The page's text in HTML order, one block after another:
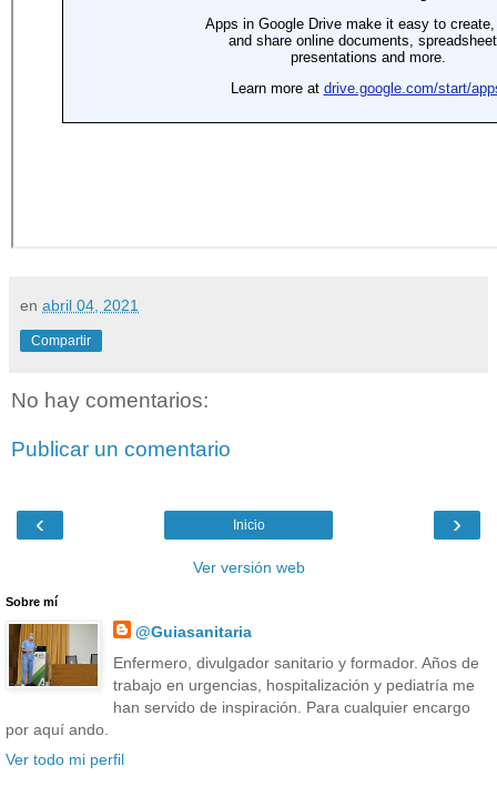
en abril 04, 2021
Compartir
No hay comentarios:
Publicar un comentario
‹ ›
Inicio
Ver versión web
Sobre mí
@Guiasanitaria
Enfermero, divulgador sanitario y formador. Años de
trabajo en urgencias, hospitalización y pediatría me
han servido de inspiración. Para cualquier encargo
por aquí ando.
Ver todo mi perfil